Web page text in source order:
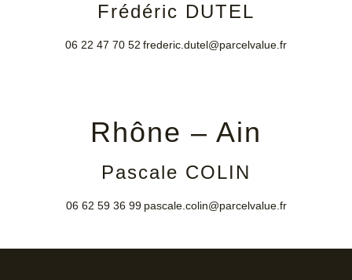
Frédéric DUTEL
06 22 47 70 52 frederic.dutel@parcelvalue.fr
Rhône – Ain
Pascale COLIN
06 62 59 36 99 pascale.colin@parcelvalue.fr